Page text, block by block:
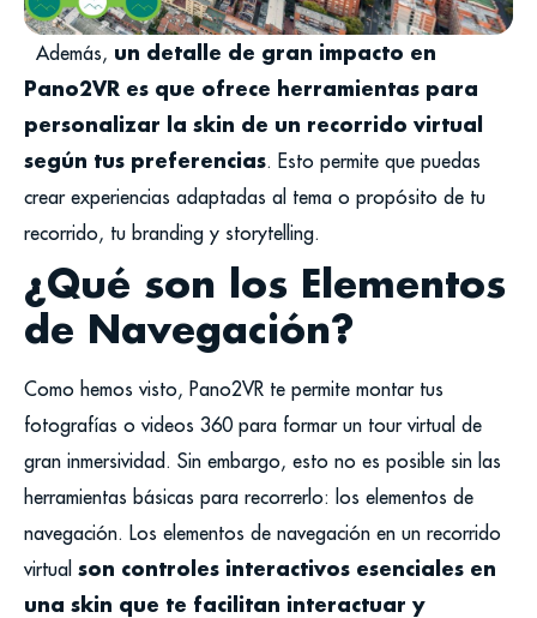
Además, un detalle de gran impacto en
Pano2VR es que ofrece herramientas para
personalizar la skin de un recorrido virtual
según tus preferencias. Esto permite que puedas
crear experiencias adaptadas al tema o propósito de tu
recorrido, tu branding y storytelling.
¿Qué son los Elementos
de Navegación?
Como hemos visto, Pano2VR te permite montar tus
fotografías o videos 360 para formar un tour virtual de
gran inmersividad. Sin embargo, esto no es posible sin las
herramientas básicas para recorrerlo: los elementos de
navegación. Los elementos de navegación en un recorrido
virtual son controles interactivos esenciales en
una skin que te facilitan interactuar y